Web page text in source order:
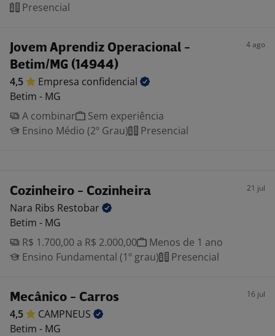
Presencial
Jovem Aprendiz Operacional -
Betim/MG (14944)
4 ago
4,5 Empresa confidencial
Betim - MG
A combinar
Sem experiência
Ensino Médio (2º Grau)
Presencial
Cozinheiro - Cozinheira 21 jul
Nara Ribs Restobar
Betim - MG
R$ 1.700,00 a R$ 2.000,00
Menos de 1 ano
Ensino Fundamental (1º grau)
Presencial
Mecânico - Carros 16 jul
4,5
CAMPNEUS
Betim - MG